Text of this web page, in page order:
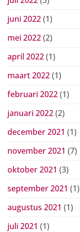
juni 2022(1)
mei 2022(2)
april 2022(1)
maart 2022(1)
februari 2022(1)
januari 2022(2)
december 2021 (1)
november 2021 (7)
oktober 2021 (3)
september 2021 (1)
augustus 2021 (1)
juli 2021 (1)